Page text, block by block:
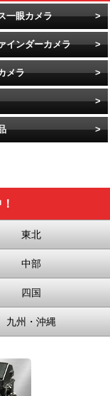
一眼カメラ
インダーカメラ
メラ
東北
中部
四国
九州・沖縄